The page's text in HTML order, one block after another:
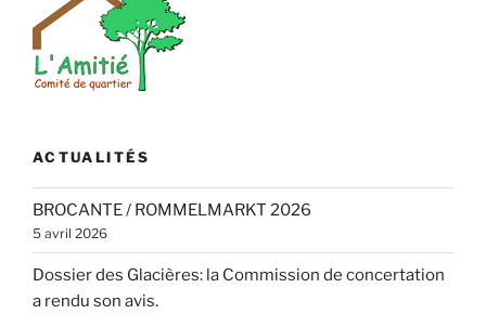
ACTUALITÉS
BROCANTE / ROMMELMARKT 2026
5 avril 2026
Dossier des Glacières: la Commission de concertation
a rendu son avis.